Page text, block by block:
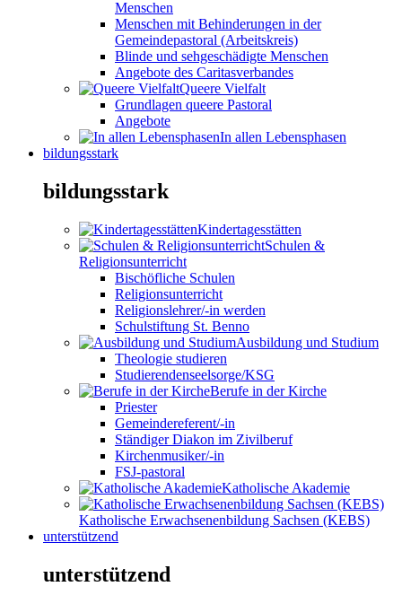
Menschen
Menschen mit Behinderungen in der
Gemeindepastoral (Arbeitskreis)
Blinde und sehgeschädigte Menschen
Angebote des Caritasverbandes
Queere Vielfalt
Grundlagen queere Pastoral
Angebote
In allen Lebensphasen
bildungsstark
bildungsstark
Kindertagesstätten
Schulen &
Religionsunterricht
Bischöfliche Schulen
Religionsunterricht
Religionslehrer/-in werden
Schulstiftung St. Benno
Ausbildung und Studium
Theologie studieren
Studierendenseelsorge/KSG
Berufe in der Kirche
Priester
Gemeindereferent/-in
Ständiger Diakon im Zivilberuf
Kirchenmusiker/-in
FSJ-pastoral
Katholische Akademie
Katholische Erwachsenenbildung Sachsen (KEBS)
unterstützend
unterstützend